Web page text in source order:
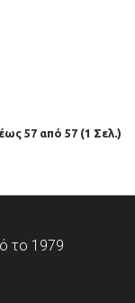
57 από 57 (1 Σελ.)
το 1979